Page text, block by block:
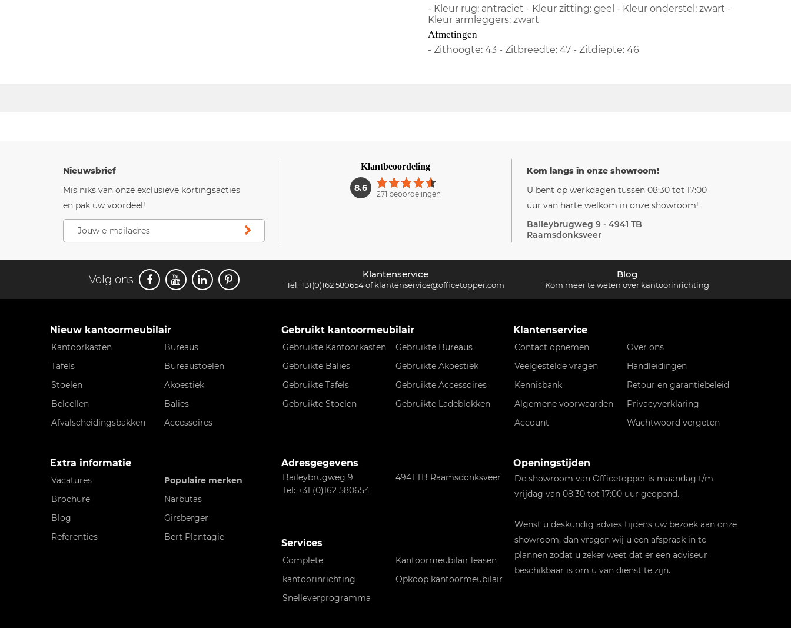
- Kleur rug: antraciet - Kleur zitting: geel - Kleur onderstel: zwart -
Kleur armleggers: zwart
Afmetingen
- Zithoogte: 43 - Zitbreedte: 47 - Zitdiepte: 46
Nieuwsbrief
Mis niks van onze exclusieve kortingsacties
en pak uw voordeel!
Klantbeoordeling
8.6 1
271 beoordelingen
Kom langs in onze showroom!
U bent op werkdagen tussen 08:30 tot 17:00
uur van harte welkom in onze showroom!
Baileybrugweg 9 - 4941 TB
Raamsdonksveer
Volg ons Klantenservice
Tel: +31(0)162 580654ofklantenservice@officetopper.com
Blog
Kom meer te weten over kantoorinrichting
Nieuw kantoormeubilair
Kantoorkasten
Bureaus
Tafels
Bureaustoelen
Stoelen
Akoestiek
Belcellen
Balies
Afvalscheidingsbakken
Accessoires
Extra informatie
Vacatures
Populaire merken
Brochure
Narbutas
Blog
Girsberger
Referenties
Bert Plantagie
Gebruikt kantoormeubilair
Gebruikte Kantoorkasten
Gebruikte Bureaus
Gebruikte Balies
Gebruikte Akoestiek
Gebruikte Tafels
Gebruikte Accessoires
Gebruikte Stoelen
Gebruikte Ladeblokken
Adresgegevens
Baileybrugweg 9
4941 TB Raamsdonksveer
Tel: +31 (0)162 580654
Services
Complete
kantoorinrichting
Kantoormeubilair leasen
Opkoop kantoormeubilair
Snelleverprogramma
Klantenservice
Contact opnemen
Over ons
Veelgestelde vragen
Handleidingen
Kennisbank
Retour en garantiebeleid
Algemene voorwaarden
Privacyverklaring
Account
Wachtwoord vergeten
Openingstijden
De showroom van Officetopper is maandag t/m
vrijdag van 08:30 tot 17:00 uur geopend.
Wenst u deskundig advies tijdens uw bezoek aan onze
showroom, dan vragen wij u een afspraak in te
plannen zodat u zeker weet dat er een adviseur
beschikbaar is om u van dienst te zijn.